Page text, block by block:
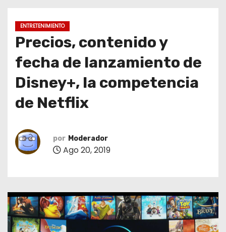
ENTRETENIMIENTO
Precios, contenido y
fecha de lanzamiento de
Disney+, la competencia
de Netflix
por Moderador
Ago 20, 2019